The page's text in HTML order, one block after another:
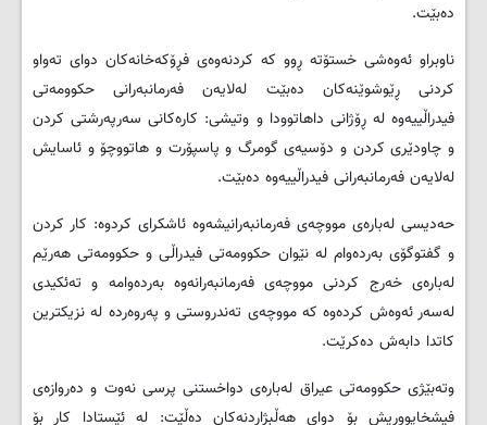
ده‌بێت.
ناوبراو ئه‌وه‌شی خستۆته ‌ڕوو كه‌ كردنه‌وه‌ی فڕۆكه‌خانه‌كان دوای ته‌واو
كردنی ڕێوشوێنه‌كان ده‌بێت له‌لایه‌ن فه‌رمانبه‌رانی حكوومه‌تی
فیدراڵییه‌وه‌ له‌ ڕۆژانی داهاتوودا و وتیشی: كاره‌كانی سه‌رپه‌رشتی كردن
و چاودێری كردن و دۆسیه‌ی گومرگ و پاسپۆرت و هاتووچۆ و ئاسایش
له‌لایه‌ن فه‌رمانبه‌رانی فیدراڵییه‌وه‌ ده‌بێت.
حه‌دیسی له‌باره‌ی مووچه‌ی فه‌رمانبه‌رانیشه‌وه‌ ئاشكرای كردوه‌: كار كردن
و گفتوگۆی به‌رده‌وام له ‌نێوان حكوومه‌تی فیدراڵی و حكوومه‌تی هه‌رێم
له‌باره‌ی خه‌رج كردنی مووچه‌ی فه‌رمانبه‌رانه‌وه‌ به‌رده‌وامه‌ و ته‌ئكیدی
له‌سه‌ر ئه‌وه‌ش كرده‌وه‌ كه‌ مووچه‌ی ته‌ندروستی و په‌روه‌رده‌ له‌ نزیكترین
كاتدا دابه‌ش ده‌كرێت.
وته‌بێژی حكوومه‌تی عیراق له‌باره‌ی دواخستنی پرسی نه‌وت و ده‌روازه‌ی
فیشخاپووریش بۆ دوای هه‌ڵبژاردنه‌كان ده‌ڵێت: له ‌ئێستادا كار بۆ